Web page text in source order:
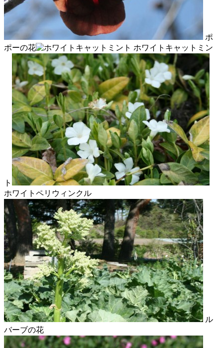
ポ
ポーの花
ホワイトキャットミン
ト
ホワイトペリウィンクル
ル
バーブの花